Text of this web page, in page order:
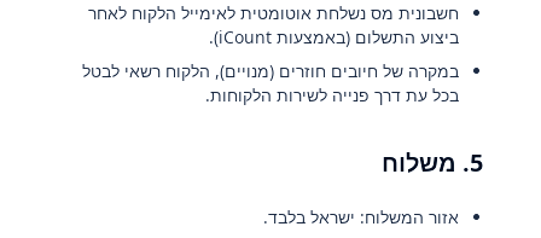
חשבונית מס נשלחת אוטומטית לאימייל הלקוח לאחר
ביצוע התשלום (באמצעות iCount).
במקרה של חיובים חוזרים (מנויים), הלקוח רשאי לבטל
בכל עת דרך פנייה לשירות הלקוחות.
5. משלוח
אזור המשלוח: ישראל בלבד.